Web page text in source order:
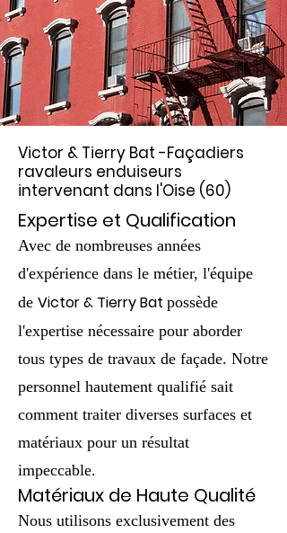
Victor & Tierry Bat -Façadiers
ravaleurs enduiseurs
intervenant dans l'Oise (60)
Expertise et Qualification
Avec de nombreuses années
d'expérience dans le métier, l'équipe
de Victor & Tierry Bat possède
l'expertise nécessaire pour aborder
tous types de travaux de façade. Notre
personnel hautement qualifié sait
comment traiter diverses surfaces et
matériaux pour un résultat
impeccable.
Matériaux de Haute Qualité
Nous utilisons exclusivement des